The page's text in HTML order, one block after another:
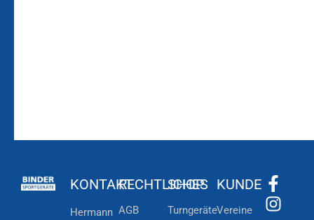
KONTAKT
Hermann
RECHTLICHES
AGB
SHOP
Turngeräte
KUNDE
Vereine